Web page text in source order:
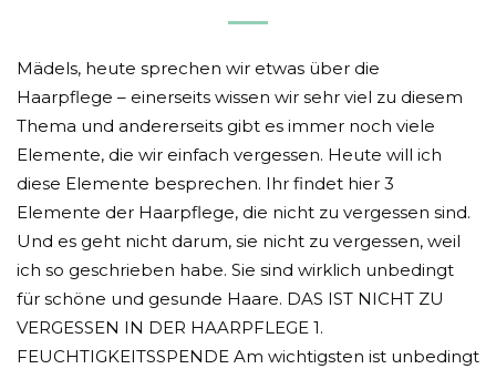
Mädels, heute sprechen wir etwas über die
Haarpflege – einerseits wissen wir sehr viel zu diesem
Thema und andererseits gibt es immer noch viele
Elemente, die wir einfach vergessen. Heute will ich
diese Elemente besprechen. Ihr findet hier 3
Elemente der Haarpflege, die nicht zu vergessen sind.
Und es geht nicht darum, sie nicht zu vergessen, weil
ich so geschrieben habe. Sie sind wirklich unbedingt
für schöne und gesunde Haare. DAS IST NICHT ZU
VERGESSEN IN DER HAARPFLEGE 1.
FEUCHTIGKEITSSPENDE Am wichtigsten ist unbedingt